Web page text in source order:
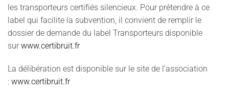
les transporteurs certifiés silencieux. Pour prétendre à ce
label qui facilite la subvention, il convient de remplir le
dossier de demande du label Transporteurs disponible
sur www.certibruit.fr
La délibération est disponible sur le site de l’association
: www.certibruit.fr